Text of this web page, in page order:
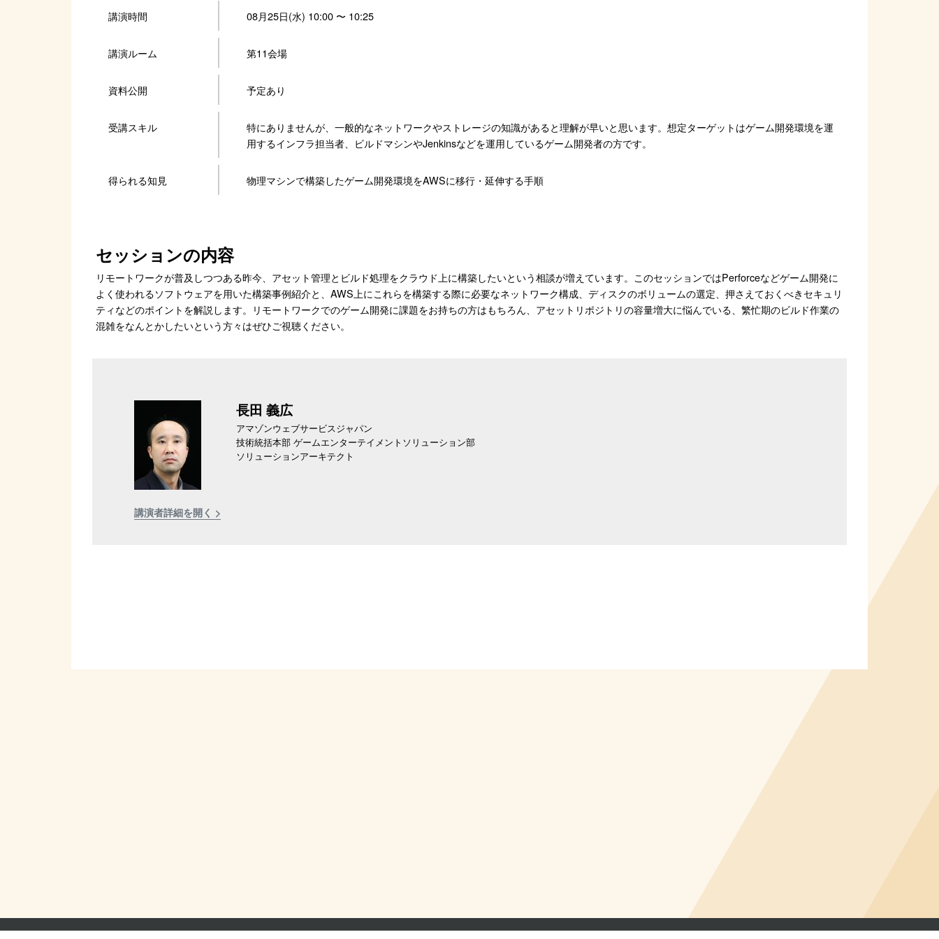
講演時間 08月25日(水) 10:00 〜 10:25
講演ルーム 第11会場
資料公開 予定あり
受講スキル
特にありませんが、一般的なネットワークやストレージの知識があると理解が早いと思います。想定ターゲットはゲーム開発環境を運
用するインフラ担当者、ビルドマシンやJenkinsなどを運用しているゲーム開発者の方です。
得られる知見 物理マシンで構築したゲーム開発環境をAWSに移行・延伸する手順
セッションの内容
リモートワークが普及しつつある昨今、アセット管理とビルド処理をクラウド上に構築したいという相談が増えています。このセッションではPerforceなどゲーム開発に
よく使われるソフトウェアを用いた構築事例紹介と、AWS上にこれらを構築する際に必要なネットワーク構成、ディスクのボリュームの選定、押さえておくべきセキュリ
ティなどのポイントを解説します。リモートワークでのゲーム開発に課題をお持ちの方はもちろん、アセットリポジトリの容量増大に悩んでいる、繁忙期のビルド作業の
混雑をなんとかしたいという方々はぜひご視聴ください。
長田 義広
アマゾンウェブサービスジャパン
技術統括本部 ゲームエンターテイメントソリューション部
ソリューションアーキテクト
講演者詳細を開く >